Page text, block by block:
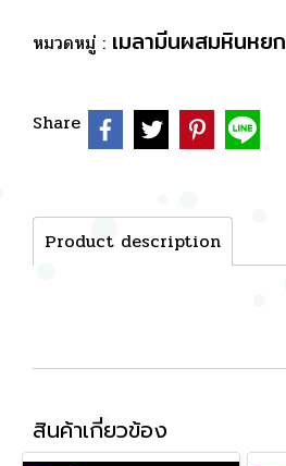
หมวดหมู่ : เมลามีนผสมหินหยก
Share
Product description
สินค้าเกี่ยวข้อง